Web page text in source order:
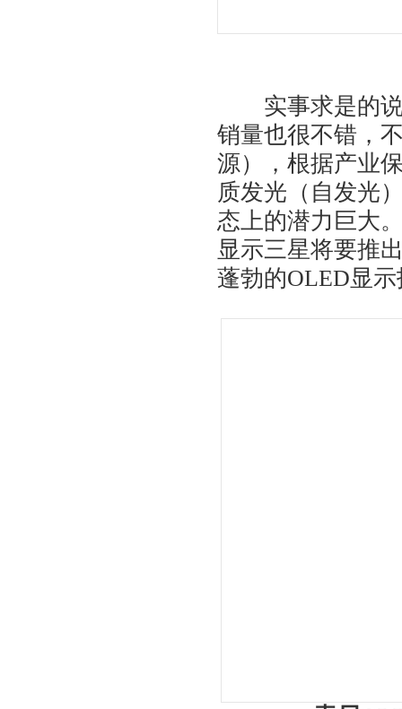
实事求是的说
销量也很不错，
源），根据产业
质发光（自发光
态上的潜力巨大
显示三星将要推
蓬勃的OLED显